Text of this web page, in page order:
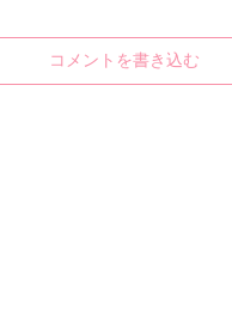
コメントを書き込む